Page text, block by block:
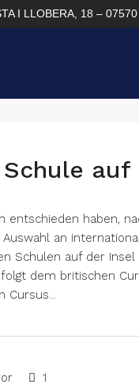
I LLOBERA, 18 –
Schule
entschieden haben,
an
Schulen auf der
folgt dem britischen
Cursus...
1